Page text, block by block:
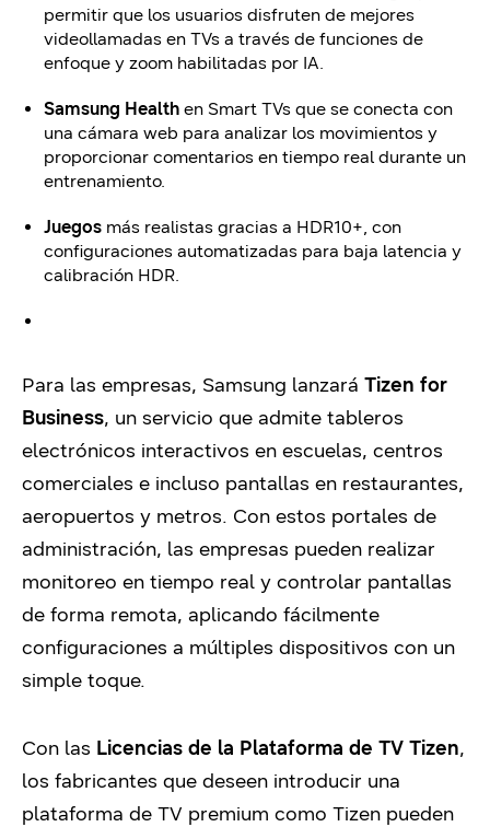
permitir que los usuarios disfruten de mejores
videollamadas en TVs a través de funciones de
enfoque y zoom habilitadas por IA.
Samsung Health en Smart TVs que se conecta con
una cámara web para analizar los movimientos y
proporcionar comentarios en tiempo real durante un
entrenamiento.
Juegos más realistas gracias a HDR10+, con
configuraciones automatizadas para baja latencia y
calibración HDR.
Para las empresas, Samsung lanzará Tizen for
Business, un servicio que admite tableros
electrónicos interactivos en escuelas, centros
comerciales e incluso pantallas en restaurantes,
aeropuertos y metros. Con estos portales de
administración, las empresas pueden realizar
monitoreo en tiempo real y controlar pantallas
de forma remota, aplicando fácilmente
configuraciones a múltiples dispositivos con un
simple toque.
Con las Licencias de la Plataforma de TV Tizen,
los fabricantes que deseen introducir una
plataforma de TV premium como Tizen pueden